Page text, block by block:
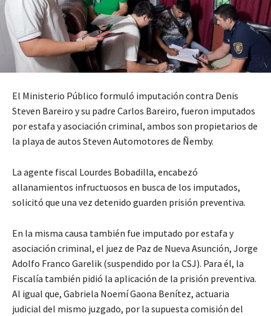
El Ministerio Público formuló imputación contra Denis
Steven Bareiro y su padre Carlos Bareiro, fueron imputados
por estafa y asociación criminal, ambos son propietarios de
la playa de autos Steven Automotores de Ñemby.
La agente fiscal Lourdes Bobadilla, encabezó
allanamientos infructuosos en busca de los imputados,
solicitó que una vez detenido guarden prisión preventiva.
En la misma causa también fue imputado por estafa y
asociación criminal, el juez de Paz de Nueva Asunción, Jorge
Adolfo Franco Garelik (suspendido por la CSJ). Para él, la
Fiscalía también pidió la aplicación de la prisión preventiva.
Al igual que, Gabriela Noemí Gaona Benítez, actuaria
judicial del mismo juzgado, por la supuesta comisión del